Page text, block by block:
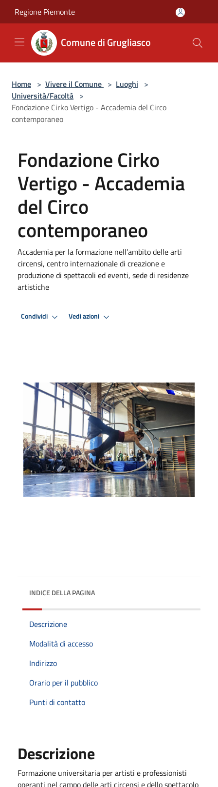
Regione Piemonte
Comune di Grugliasco
Home > Vivere il Comune > Luoghi >
Università/Facoltà >
Fondazione Cirko Vertigo - Accademia del Circo
contemporaneo
Fondazione Cirko
Vertigo - Accademia
del Circo
contemporaneo
Accademia per la formazione nell’ambito delle arti
circensi, centro internazionale di creazione e
produzione di spettacoli ed eventi, sede di residenze
artistiche
Condividi Vedi azioni
INDICE DELLA PAGINA
Descrizione
Modalità di accesso
Indirizzo
Orario per il pubblico
Punti di contatto
Descrizione
Formazione universitaria per artisti e professionisti
operanti nel campo delle arti circensi e dello spettacolo